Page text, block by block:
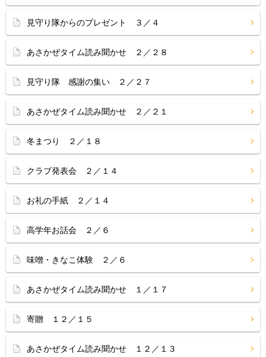
見守り隊からのプレゼント ３／４
あさかぜタイム読み聞かせ ２／２８
見守り隊 感謝の集い ２／２７
あさかぜタイム読み聞かせ ２／２１
冬まつり ２／１８
クラブ発表会 ２／１４
お礼の手紙 ２／１４
高学年お話会 ２／６
味噌・きなこ体験 ２／６
あさかぜタイム読み聞かせ １／１７
寄贈 １２／１５
あさかぜタイム読み聞かせ １２／１３